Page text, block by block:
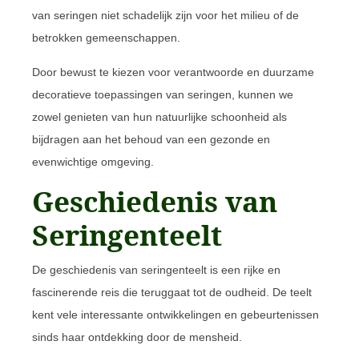
van seringen niet schadelijk zijn voor het milieu of de
betrokken gemeenschappen.
Door bewust te kiezen voor verantwoorde en duurzame
decoratieve toepassingen van seringen, kunnen we
zowel genieten van hun natuurlijke schoonheid als
bijdragen aan het behoud van een gezonde en
evenwichtige omgeving.
Geschiedenis van
Seringenteelt
De geschiedenis van seringenteelt is een rijke en
fascinerende reis die teruggaat tot de oudheid. De teelt
kent vele interessante ontwikkelingen en gebeurtenissen
sinds haar ontdekking door de mensheid.